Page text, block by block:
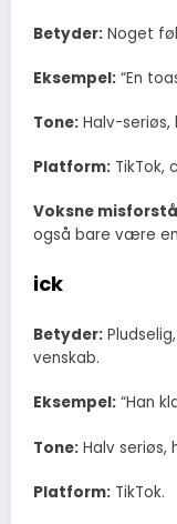
Betyder: Noget
Eksempel: “En
Tone: Halv-
Platform: TikTok,
Voksne
også bare være
ick
Betyder:
venskab.
Eksempel: “Han
Tone: Halv seriøs,
Platform: TikTok.